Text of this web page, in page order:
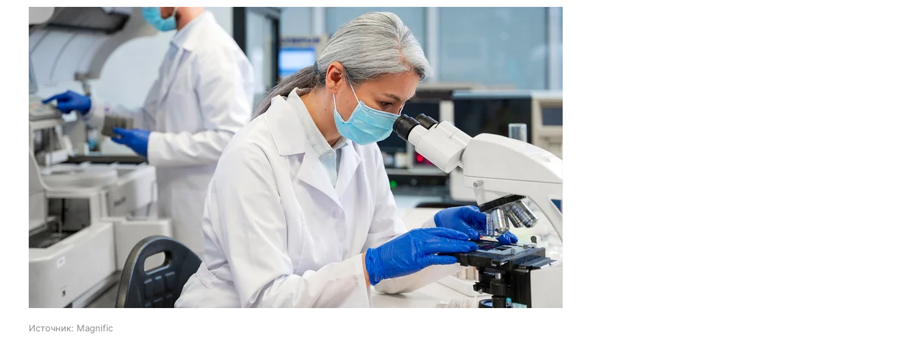
Источник: Magnific